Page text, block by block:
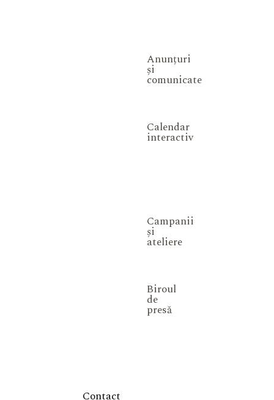
Anunțuri
și
comunicate
Calendar
interactiv
Campanii
și
ateliere
Biroul
de
presă
Contact